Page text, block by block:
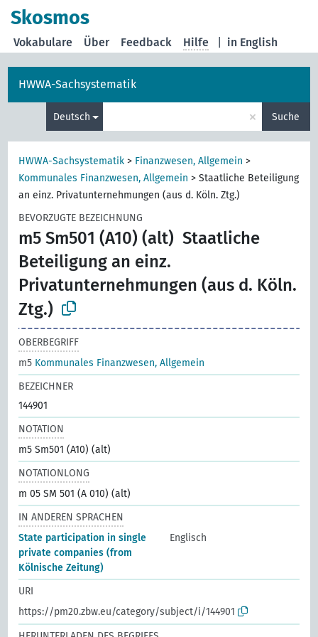
Skosmos
in English
Vokabulare Über Feedback Hilfe
HWWA-Sachsystematik
Deutsch × Suche
HWWA-Sachsystematik > Finanzwesen, Allgemein >
Kommunales Finanzwesen, Allgemein >Staatliche Beteiligung
an einz. Privatunternehmungen (aus d. Köln. Ztg.)
BEVORZUGTE BEZEICHNUNG
m5 Sm501 (A10) (alt) Staatliche
Beteiligung an einz.
Privatunternehmungen (aus d. Köln.
Ztg.)
OBERBEGRIFF
m5 Kommunales Finanzwesen, Allgemein
BEZEICHNER
144901
NOTATION
m5 Sm501 (A10) (alt)
NOTATIONLONG
m 05 SM 501 (A 010) (alt)
IN ANDEREN SPRACHEN
State participation in single
private companies (from
Kölnische Zeitung)
Englisch
URI
https://pm20.zbw.eu/category/subject/i/144901